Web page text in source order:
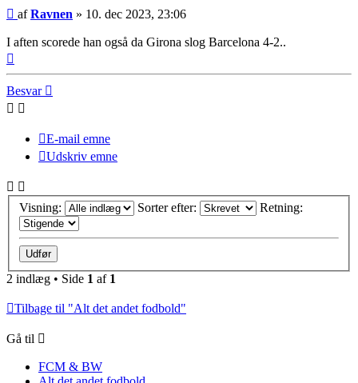
Indlæg
afRavnen » 10. dec 2023, 23:06
I aften scorede han også da Girona slog Barcelona 4-2..
Besvar
E-mail emne
Udskriv emne
Visning: Sorter efter: Retning:
2 indlæg • Side 1 af 1
Tilbage til "Alt det andet fodbold"
Gå til
FCM & BW